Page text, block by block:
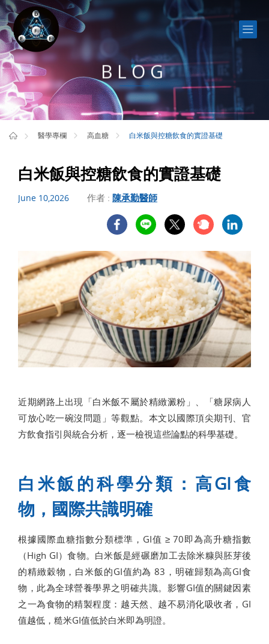
BLOG
醫學專欄 高血糖 白米飯與控糖飲食的實證基礎
白米飯與控糖飲食的實證基礎
June 10,2026 作者 : 陳承勤醫師
近期網路上出現「白米飯不屬於精緻澱粉」、「糖尿病人
可放心吃一碗沒問題」等觀點。本文以國際頂尖期刊、官
方飲食指引與統合分析，逐一檢視這些論點的科學基礎。
白米飯的科學分類：高GI食
物，國際共識明確
根據國際血糖指數分類標準，GI值 ≥ 70即為高升糖指數
（High GI）食物。白米飯是經碾磨加工去除米糠與胚芽後
的精緻穀物，白米飯的GI值約為 83，明確歸類為高GI食
物，此為全球營養學界之明確共識。影響GI值的關鍵因素
之一為食物的精製程度：越天然、越不易消化吸收者，GI
值越低，糙米GI值低於白米即為明證。